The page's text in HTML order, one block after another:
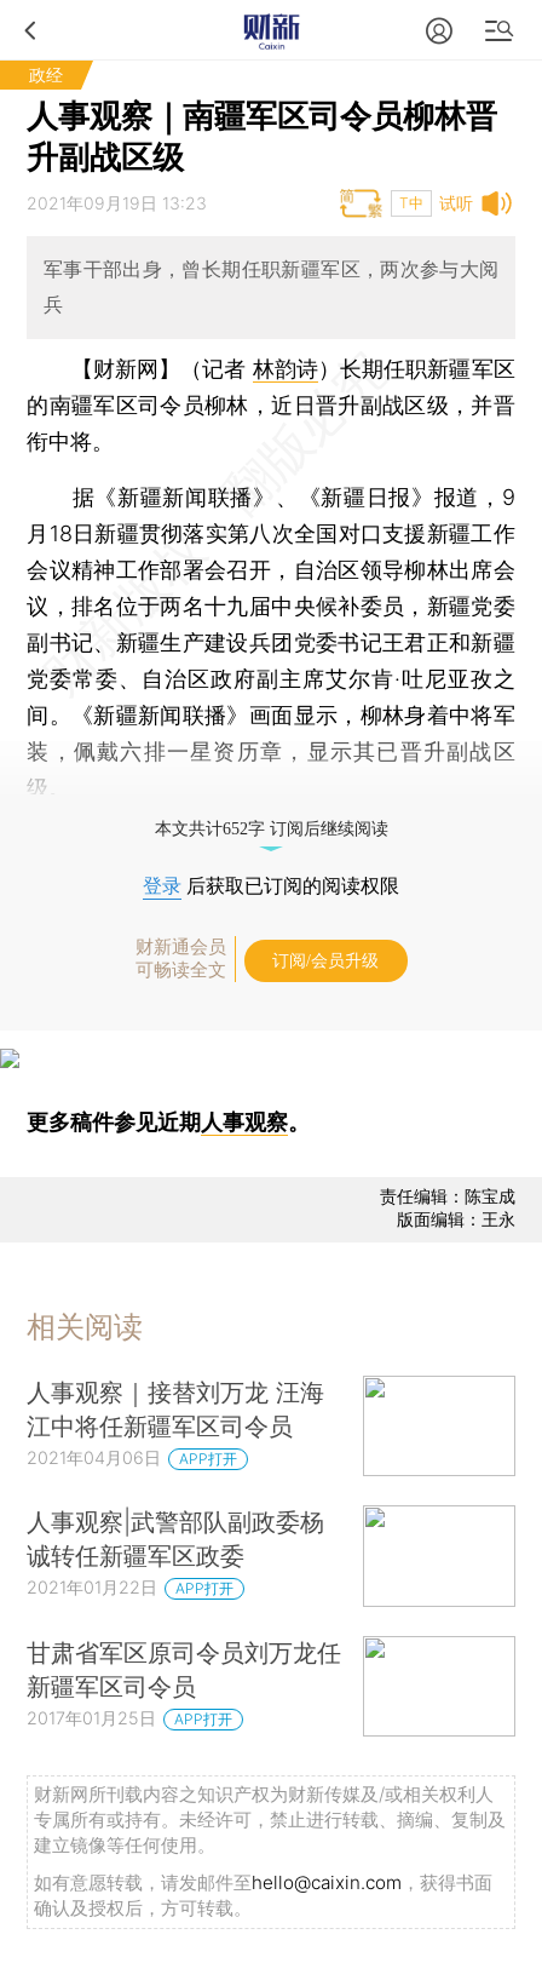
政经
人事观察｜南疆军区司令员柳林晋
升副战区级
试听
2021年09月19日 13:23 T中
军事干部出身，曾长期任职新疆军区，两次参与大阅
兵
【财新网】（记者 林韵诗） 长期任职新疆军区
的南疆军区司令员柳林，近日晋升副战区级，并晋
衔中将。
据《新疆新闻联播》、《新疆日报》报道，9
月18日新疆贯彻落实第八次全国对口支援新疆工作
会议精神工作部署会召开，自治区领导柳林出席会
议，排名位于两名十九届中央候补委员，新疆党委
副书记、新疆生产建设兵团党委书记王君正和新疆
党委常委、自治区政府副主席艾尔肯·吐尼亚孜之
间。《新疆新闻联播》画面显示，柳林身着中将军
装，佩戴六排一星资历章，显示其已晋升副战区
级。
本文共计652字 订阅后继续阅读
登录 后获取已订阅的阅读权限
财新通会员
可畅读全文
订阅/会员升级
更多稿件参见近期 人事观察。
责任编辑：陈宝成
版面编辑：王永
相关阅读
人事观察｜接替刘万龙 汪海
江中将任新疆军区司令员
2021年04月06日 APP打开
人事观察|武警部队副政委杨
诚转任新疆军区政委
2021年01月22日 APP打开
甘肃省军区原司令员刘万龙任
新疆军区司令员
2017年01月25日 APP打开
财新网所刊载内容之知识产权为财新传媒及/或相关权利人
专属所有或持有。未经许可，禁止进行转载、摘编、复制及
建立镜像等任何使用。
如有意愿转载，请发邮件至hello@caixin.com ，获得书面
确认及授权后，方可转载。